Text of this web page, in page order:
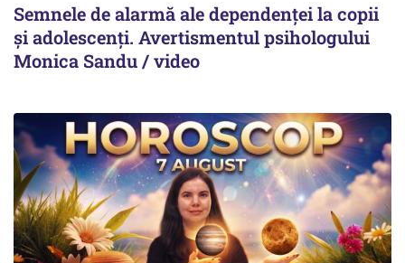
Semnele de alarmă ale dependenței la copii
și adolescenți. Avertismentul psihologului
Monica Sandu / video